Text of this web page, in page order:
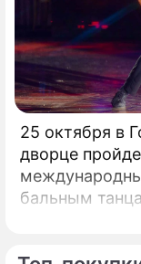
25 октября в
дворце
бальным